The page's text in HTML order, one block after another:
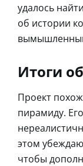
удалось
об истории
Итоги
Проект
пирамиду.
этом
чтобы